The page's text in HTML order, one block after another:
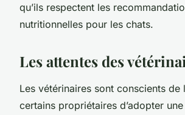
qu’ils respectent les
nutritionnelles pour les chats.
Les attentes des
Les vétérinaires sont conscients de
certains propriétaires d’adopter